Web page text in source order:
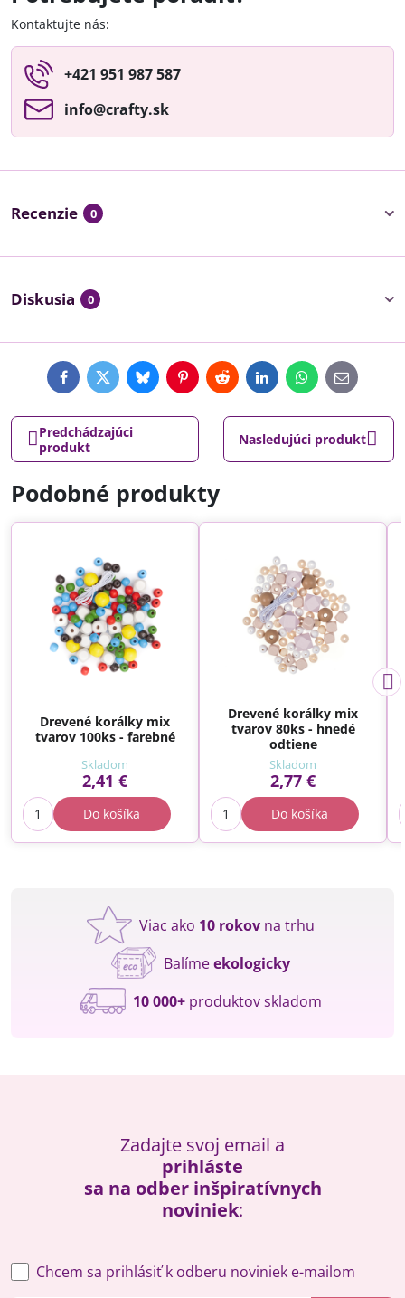
Kontaktujte nás:
+421 951 987 587
info​@crafty​.sk
Recenzie 0
Diskusia 0
FacebookTwitterBlueskyPinterestRedditLinkedInWhatsApp
E-
mail
Predchádzajúci
produkt
Nasledujúci produkt
Podobné produkty
Drevené korálky mix
tvarov 100ks - farebné
Skladom
2,41 €
Do košíka
Drevené korálky mix
tvarov 80ks - hnedé
odtiene
Skladom
2,77 €
Do košíka
Viac ako 10 rokov na trhu
Balímeekologicky
10 000+produktov skladom
Zadajte svoj email a
prihláste
sa na odber inšpiratívnych
noviniek:
Chcem sa prihlásiť k odberu noviniek e-mailom